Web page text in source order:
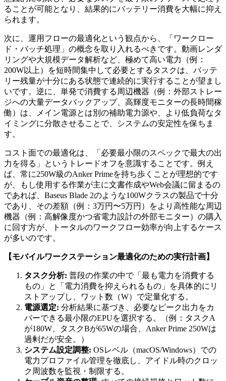
ることが可能となり、結果的にバッテリー消費を大幅に抑え
られます。
次に、運用フローの最適化という観点から、「ワークロー
ド・バッチ処理」の概念を取り入れるべきです。動画レンダ
リングや大規模データ解析など、極めて高い電力（例：
200W以上）を短時間集中して必要とするタスクは、バッテ
リー残量が十分にある状態で連続的に実行することが望まし
いです。逆に、単発で消費する周辺機器（例：外部ストレー
ジへの大量データバックアップ、高輝度モニターの長時間稼
働）は、メイン電源とは別の補助電力源や、より低負荷なタ
イミングに分散させることで、システムの安定性を保ちま
す。
コスト面での最適化は、「必要最小限のスペックで最大の出
力を得る」というトレードオフを意識することです。例え
ば、常に250W級のAnker Primeを持ち歩くことが理想的です
が、もし使用する作業が主に文書作成やWeb会議に留まるの
であれば、Baseus Blade 2のような100Wクラスの製品で十分
であり、その差額（例：3万円〜5万円）をより高性能な周辺
機器（例：高解像度かつ省電力設計の外部モニター）の購入
に回す方が、トータルのワークフロー効率が向上するケース
が多いのです。
【モバイルワークステーション最適化のための実行計画】
タスク分析: 普段の作業の中で「最も電力を消費する
もの」と「電力消費を抑えられるもの」を具体的にリ
ストアップし、ワット数（W）で定量化する。
電源選定: 分析結果に基づき、必要なピーク出力をカ
バーできる最小限のEPUを選択する。（例：タスクA
が180W、タスクBが65Wの場合、Anker Prime 250Wは
過剰だが安全。）
システム設定調整: OSレベル（macOS/Windows）での
電力プロファイル管理を徹底し、アイドル時のクロッ
ク周波数を監視・制限する。